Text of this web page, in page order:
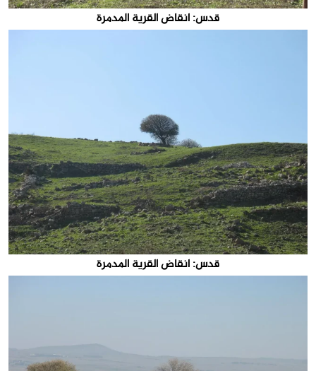
قدس: انقاض القرية المدمرة
قدس: انقاض القرية المدمرة